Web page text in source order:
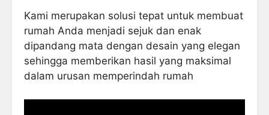
Kami merupakan solusi tepat untuk membuat
rumah Anda menjadi sejuk dan enak
dipandang mata dengan desain yang elegan
sehingga memberikan hasil yang maksimal
dalam urusan memperindah rumah